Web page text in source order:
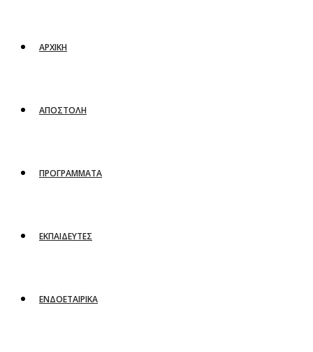
ΑΡΧΙΚΗ
ΑΠΟΣΤΟΛΗ
ΠΡΟΓΡΑΜΜΑΤΑ
ΕΚΠΑΙΔΕΥΤΕΣ
ΕΝΔΟΕΤΑΙΡΙΚΑ